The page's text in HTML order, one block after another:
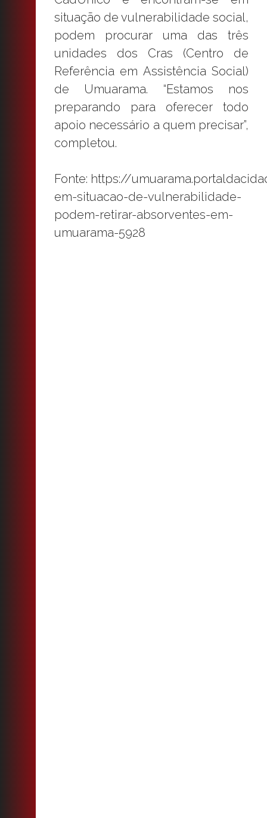
situação de vulnerabilidade social,
podem procurar uma das três
unidades dos Cras (Centro de
Referência em Assistência Social)
de Umuarama. “Estamos nos
preparando para oferecer todo
apoio necessário a quem precisar”,
completou.
Fonte: https://
em-situacao-de-vulnerabilidade-
podem-retirar-absorventes-em-
umuarama-5928